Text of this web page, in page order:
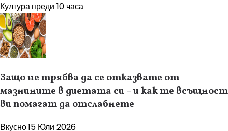
Културапреди 10 часа
Защо не трябва да се отказвате от
мазнините в диетата си – и как те всъщност
ви помагат да отслабнете
Вкусно15 Юли 2026